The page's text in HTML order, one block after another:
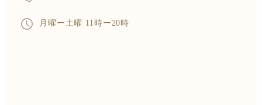
月曜ー土曜 11時ー20時